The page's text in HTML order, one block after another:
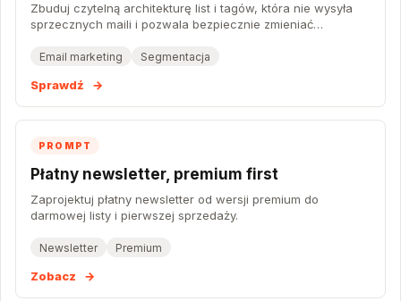
Zbuduj czytelną architekturę list i tagów, która nie wysyła
sprzecznych maili i pozwala bezpiecznie zmieniać
Email marketing Segmentacja
Sprawdź →
PROMPT
Płatny newsletter, premium first
Zaprojektuj płatny newsletter od wersji premium do
darmowej listy i pierwszej sprzedaży.
Newsletter Premium
Zobacz →